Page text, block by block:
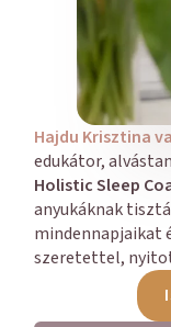
Hajdu Krisztina
edukátor,
Holistic Sleep
anyukáknak
mindennapjaikat
szeretettel,